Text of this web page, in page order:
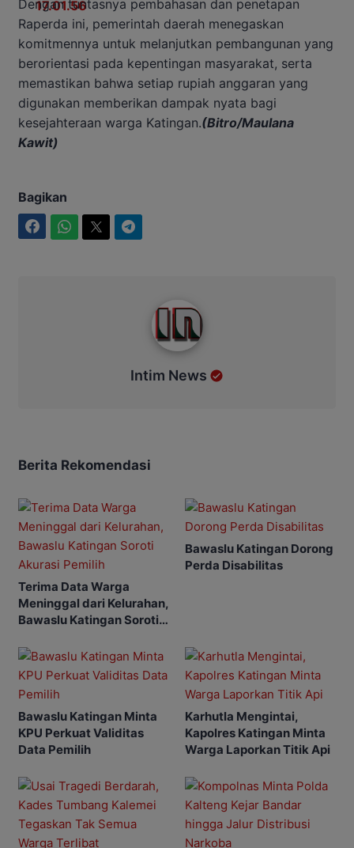
Dengan tuntasnya pembahasan dan penetapan
Raperda ini, pemerintah daerah menegaskan
komitmennya untuk melanjutkan pembangunan yang
berorientasi pada kepentingan masyarakat, serta
memastikan bahwa setiap rupiah anggaran yang
digunakan memberikan dampak nyata bagi
kesejahteraan warga Katingan.(Bitro/Maulana
Kawit)
Bagikan
Intim News
Berita Rekomendasi
Terima Data Warga
Meninggal dari Kelurahan,
Bawaslu Katingan Soroti
Bawaslu Katingan Dorong
Perda Disabilitas
Bawaslu Katingan Minta
KPU Perkuat Validitas
Data Pemilih
Karhutla Mengintai,
Kapolres Katingan Minta
Warga Laporkan Titik Api